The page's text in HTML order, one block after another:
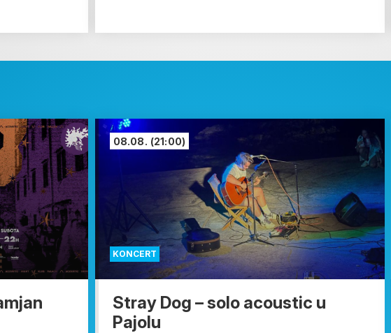
KONCERT
08.08. (21:00)
Stray Dog – solo acoustic u
Pajolu